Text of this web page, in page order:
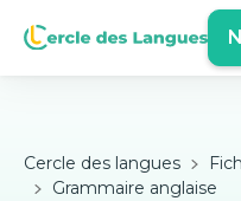
Cercle des langues
Grammaire anglaise